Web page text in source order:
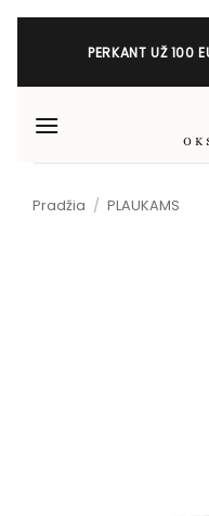
Skip
PERKANT UŽ 100
Pradžia / PLAUKAMS